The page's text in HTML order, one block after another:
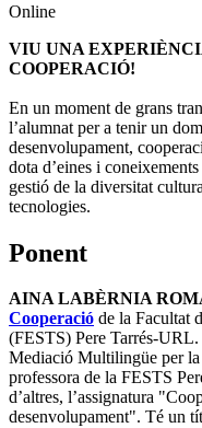
Online
VIU UNA
COOPERACIÓ!
En un moment de grans
l’alumnat per a tenir un
desenvolupament,
dota d’eines i
gestió de la diversitat
tecnologies.
Ponent
AINA LABÈRNIA
Cooperació de la Facultat
(FESTS) Pere Tarrés-
Mediació Multilingüe per
professora de la FESTS
d’altres, l’assignatura
desenvolupament". Té un